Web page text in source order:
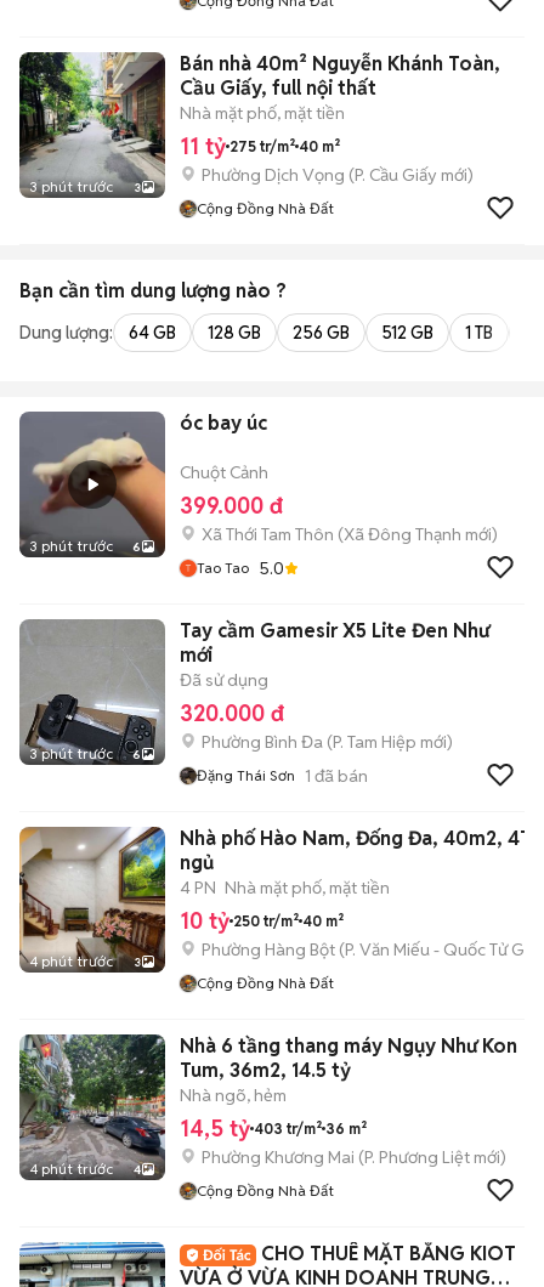
3 phút trước 3
Bán nhà 40m² Nguyễn Khánh Toàn,
Cầu Giấy, full nội thất
Nhà mặt phố, mặt tiền
11 tỷ 275 tr/m² 40 m²
Phường Dịch Vọng (P. Cầu Giấy mới)
Cộng Đồng Nhà Đất
Bạn cần tìm dung lượng nào ?
Dung lượng: 64 GB 128 GB 256 GB 512 GB 1 TB
3 phút trước 6
óc bay úc
Chuột Cảnh
399.000 đ
Xã Thới Tam Thôn (Xã Đông Thạnh mới)
Tao Tao 5.0
3 phút trước 6
Tay cầm Gamesir X5 Lite Đen Như
mới
Đã sử dụng
320.000 đ
Phường Bình Đa (P. Tam Hiệp mới)
Đặng Thái Sơn 1 đã bán
4 phút trước 3
Nhà phố Hào Nam, Đống Đa, 40m2, 4T,
ngủ
4 PN Nhà mặt phố, mặt tiền
10 tỷ 250 tr/m² 40 m²
Phường Hàng Bột (P. Văn Miếu - Quốc Tử
Cộng Đồng Nhà Đất
4 phút trước 4
Nhà 6 tầng thang máy Ngụy Như Kon
Tum, 36m2, 14.5 tỷ
Nhà ngõ, hẻm
14,5 tỷ 403 tr/m² 36 m²
Phường Khương Mai (P. Phương Liệt mới)
Cộng Đồng Nhà Đất
CHO THUÊ MẶT BẰNG KIOT
VỪA Ở VỪA KINH DOANH TRUNG